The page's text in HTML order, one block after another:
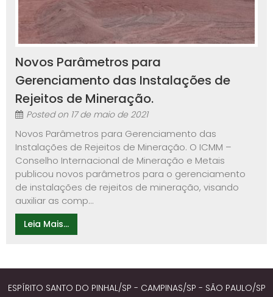
Novos Parâmetros para
Gerenciamento das Instalações de
Rejeitos de Mineração.
Posted on 17 de maio de 2021
Novos Parâmetros para Gerenciamento das
Instalações de Rejeitos de Mineração. O ICMM –
Conselho Internacional de Mineração e Metais
publicou novos parâmetros para o gerenciamento
de instalações de rejeitos de mineração, visando
auxiliar as comp...
Leia Mais...
ESPÍRITO SANTO DO PINHAL/SP - CAMPINAS/SP - SÃO PAULO/SP